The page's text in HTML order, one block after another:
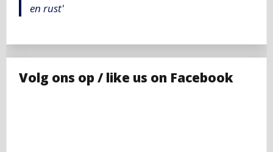
en rust'
Volg ons op / like us on Facebook